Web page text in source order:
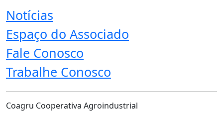
Notícias
Espaço do Associado
Fale Conosco
Trabalhe Conosco
Coagru Cooperativa Agroindustrial